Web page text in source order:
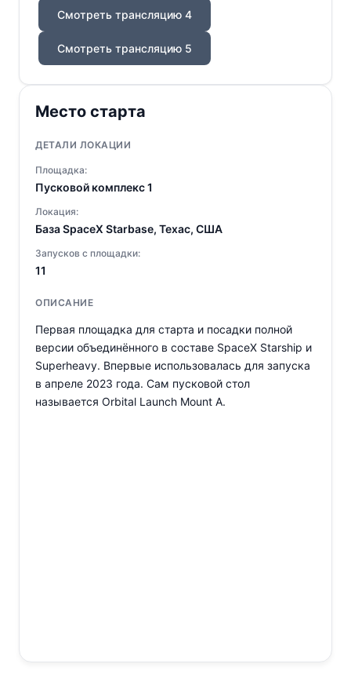
Смотреть трансляцию 4
Смотреть трансляцию 5
Место старта
ДЕТАЛИ ЛОКАЦИИ
Площадка:
Пусковой комплекс 1
Локация:
База SpaceX Starbase, Техас, США
Запусков с площадки:
11
ОПИСАНИЕ
Первая площадка для старта и посадки полной
версии объединённого в составе SpaceX Starship и
Superheavy. Впервые использовалась для запуска
в апреле 2023 года. Сам пусковой стол
называется Orbital Launch Mount A.